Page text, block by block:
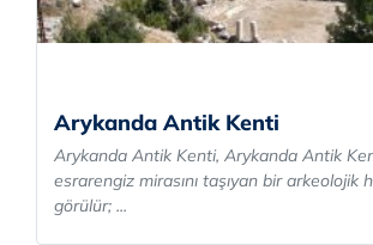
Arykanda Antik Kenti
Arykanda Antik Kenti, Arykanda Antik
esrarengiz mirasını taşıyan bir arkeolojik
görülür; ...